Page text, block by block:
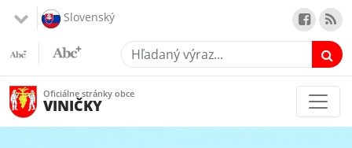
Slovenský
Hľadaný výraz...
Oficiálne stránky obce
VINIČKY